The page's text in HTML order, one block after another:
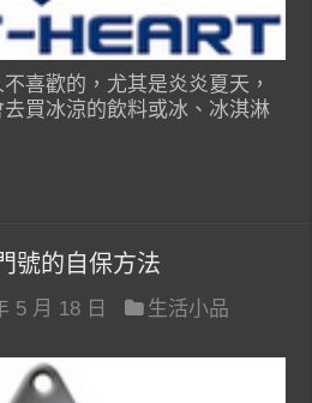
喜歡的，尤其是炎炎夏天，
買冰涼的飲料或冰、冰淇淋
號的自保方法
5 月 18 日
生活小品